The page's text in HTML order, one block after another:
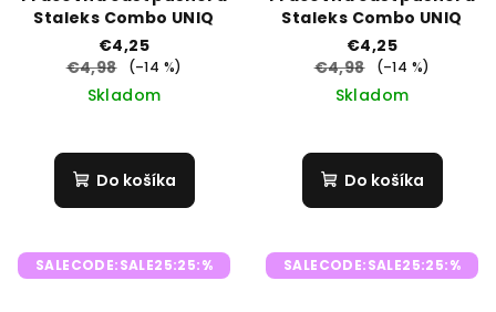
Staleks Combo UNIQ
€4,25
€4,98
(–14 %)
Skladom
Do košíka
Staleks Combo UNIQ
€4,25
€4,98
(–14 %)
Skladom
Do košíka
SALECODE:SALE25:25:% SALECODE:SALE25:25:%